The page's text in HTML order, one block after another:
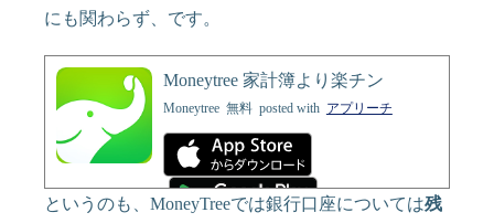
にも関わらず、です。
Moneytree 家計簿より楽チン
Moneytree 無料 posted with アプリーチ
というのも、MoneyTreeでは銀行口座については残